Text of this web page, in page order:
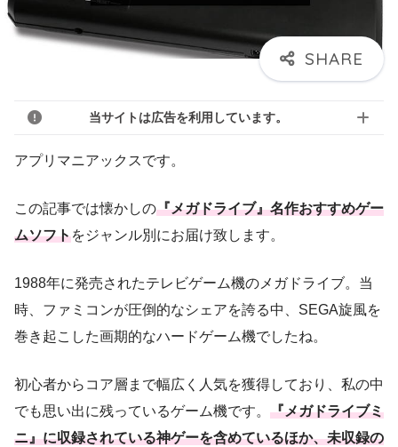
当サイトは広告を利用しています。
アプリマニアックスです。
この記事では懐かしの『メガドライブ』名作おすすめゲー
ムソフトをジャンル別にお届け致します。
1988年に発売されたテレビゲーム機のメガドライブ。当
時、ファミコンが圧倒的なシェアを誇る中、SEGA旋風を
巻き起こした画期的なハードゲーム機でしたね。
初心者からコア層まで幅広く人気を獲得しており、私の中
でも思い出に残っているゲーム機です。 『メガドライブミ
ニ』に収録されている神ゲーを含めているほか、未収録の